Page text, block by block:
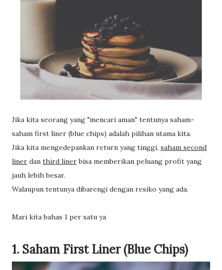
Jika kita seorang yang "mencari aman" tentunya saham-
saham first liner (blue chips) adalah pilihan utama kita.
Jika kita mengedepankan return yang tinggi, saham second
liner dan third linerbisa memberikan peluang profit yang
jauh lebih besar.
Walaupun tentunya dibarengi dengan resiko yang ada.
Mari kita bahas 1 per satu ya
1. Saham First Liner (Blue Chips)